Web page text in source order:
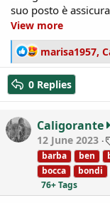
suo posto è
View more
R
e
a
c
t
i
o
n
s
marisa1957,
0 Replies
Caligorante
12 June 2023
barba
ben
bocca
bondi
76+ Tags